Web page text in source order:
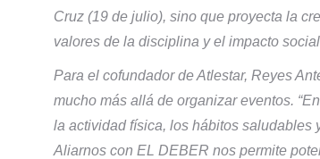
Cruz (19 de julio), sino que proyecta la
valores de la disciplina y el impacto
Para el cofundador de Atlestar, Reyes
mucho más allá de organizar eventos.
la actividad física, los hábitos saludables
Aliarnos con EL DEBER nos permite